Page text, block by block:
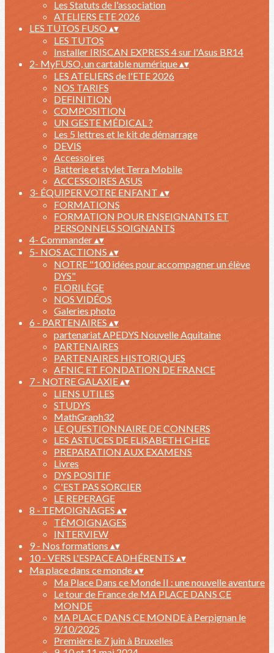
Les Statuts de l'association
ATELIERS ETE 2026
LES TUTOS FUSO ▴▾
LES TUTOS
Installer IRISCAN EXPRESS 4 sur l'Asus BR14
2- MyFUSO, un cartable numérique▴▾
LES ATELIERS de l'ETE 2026
NOS TARIFS
DEFINITION
COMPOSITION
UN GESTE MÉDICAL ?
Les 5 lettres et le kit de démarrage
DEVIS
Accessoires
Batterie et stylet Terra Mobile
ACCESSOIRES ASUS
3- ÉQUIPER VOTRE ENFANT ▴▾
FORMATIONS
FORMATION POUR ENSEIGNANTS ET
PERSONNELS SOIGNANTS
4- Commander▴▾
5- NOS ACTIONS ▴▾
NOTRE "100 idées pour accompagner un élève
DYS"
FLORILÈGE
NOS VIDÉOS
Galeries photo
6 - PARTENAIRES ▴▾
partenariat APEDYS Nouvelle Aquitaine
PARTENAIRES
PARTENAIRES HISTORIQUES
AFNIC ET FONDATION DE FRANCE
7 - NOTRE GALAXIE▴▾
LIENS UTILES
STUDYS
MathGraph32
LE QUESTIONNAIRE DE CONNERS
LES ASTUCES DE ELISABETH CHEE
PREPARATION AUX EXAMENS
Livres
DYS POSITIF
C'EST PAS SORCIER
LE REPERAGE
8 - TEMOIGNAGES ▴▾
TÉMOIGNAGES
INTERVIEW
9 - Nos formations ▴▾
10 - VERS L'ESPACE ADHÉRENTS ▴▾
Ma place dans ce monde▴▾
Ma Place Dans ce Monde II : une nouvelle aventure
Le tour de France de MA PLACE DANS CE
MONDE
MA PLACE DANS CE MONDE à Perpignan le
9/10/2025
Première le 7 juin à Bruxelles